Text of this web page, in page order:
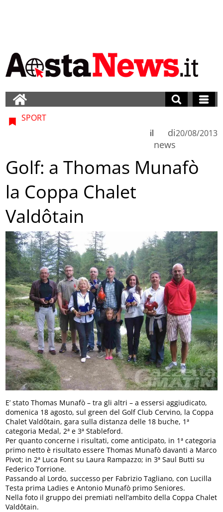
SPORT
di
news
il 20/08/2013
Golf: a Thomas Munafò
la Coppa Chalet
Valdôtain
E’ stato Thomas Munafò – tra gli altri – a essersi aggiudicato,
domenica 18 agosto, sul green del Golf Club Cervino, la Coppa
Chalet Valdôtain, gara sulla distanza delle 18 buche, 1ª
categoria Medal, 2ª e 3ª Stableford.
Per quanto concerne i risultati, come anticipato, in 1ª categoria
primo netto è risultato essere Thomas Munafò davanti a Marco
Pivot; in 2ª Luca Font su Laura Rampazzo; in 3ª Saul Butti su
Federico Torrione.
Passando al Lordo, successo per Fabrizio Tagliano, con Lucilla
Testa prima Ladies e Antonio Munafò primo Seniores.
Nella foto il gruppo dei premiati nell’ambito della Coppa Chalet
Valdôtain.